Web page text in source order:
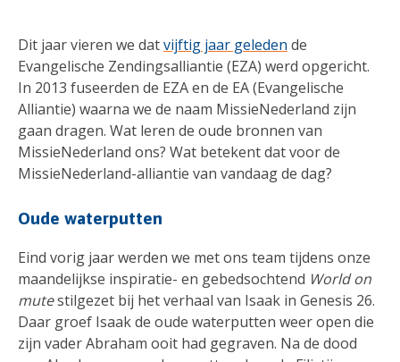
Dit jaar vieren we datvijftig jaar geleden de
Evangelische Zendingsalliantie (EZA) werd opgericht.
In 2013 fuseerden de EZA en de EA (Evangelische
Alliantie) waarna we de naam MissieNederland zijn
gaan dragen. Wat leren de oude bronnen van
MissieNederland ons? Wat betekent dat voor de
MissieNederland-alliantie van vandaag de dag?
Oude waterputten
Eind vorig jaar werden we met ons team tijdens onze
maandelijkse inspiratie- en gebedsochtend World on
mutestilgezet bij het verhaal van Isaak in Genesis 26.
Daar groef Isaak de oude waterputten weer open die
zijn vader Abraham ooit had gegraven. Na de dood